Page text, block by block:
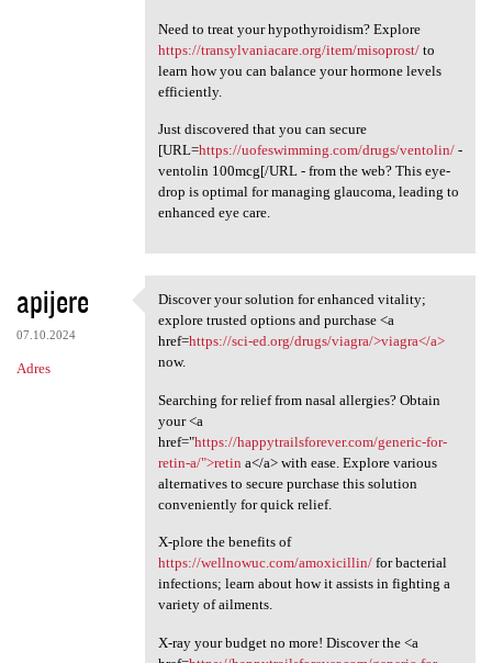
Need to treat your hypothyroidism? Explore
https://transylvaniacare.org/item/misoprost/to
learn how you can balance your hormone levels
efficiently.
Just discovered that you can secure
[URL=https://uofeswimming.com/drugs/ventolin/-
ventolin 100mcg[/URL - from the web? This eye-
drop is optimal for managing glaucoma, leading to
enhanced eye care.
apijere
07.10.2024
Adres
Discover your solution for
Discover your solution for enhanced vitality;
explore trusted options and purchase <a
href=https://sci-ed.org/drugs/viagra/>viagra</a>
now.
Searching for relief from nasal allergies? Obtain
your <a
href="https://happytrailsforever.com/generic-for-
retin-a/">retin a</a> with ease. Explore various
alternatives to secure purchase this solution
conveniently for quick relief.
X-plore the benefits of
https://wellnowuc.com/amoxicillin/for bacterial
infections; learn about how it assists in fighting a
variety of ailments.
X-ray your budget no more! Discover the <a